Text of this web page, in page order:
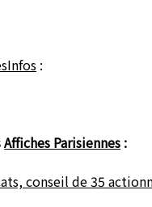
:
Affiches Parisiennes :